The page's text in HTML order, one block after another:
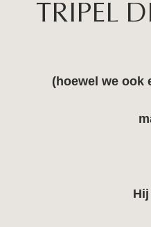
TRIPEL
(hoewel we ook